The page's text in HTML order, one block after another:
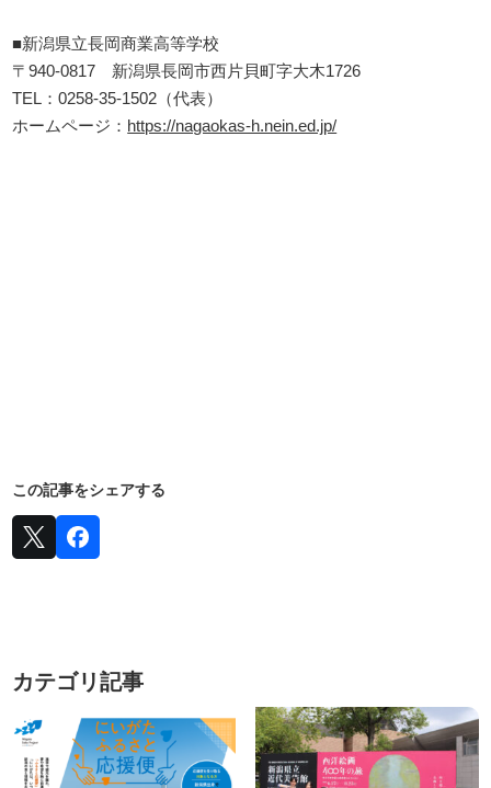
■新潟県立長岡商業高等学校
〒940-0817 新潟県長岡市西片貝町字大木1726
TEL：0258-35-1502（代表）
ホームページ： https://nagaokas-h.nein.ed.jp/
この記事をシェアする
カテゴリ記事